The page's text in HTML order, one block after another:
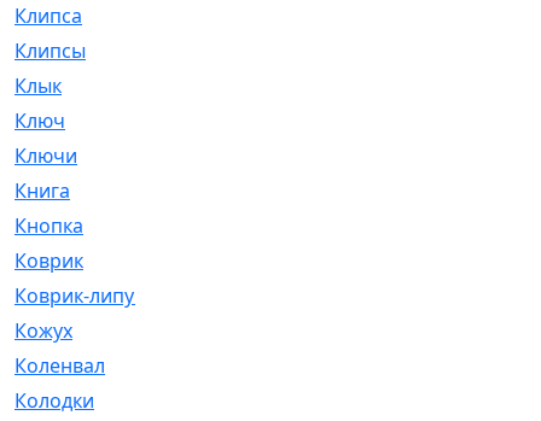
Клипса
Клипсы
Клык
Ключ
Ключи
Книга
Кнопка
Коврик
Коврик-липучка
Кожух
Коленвал
Колодки